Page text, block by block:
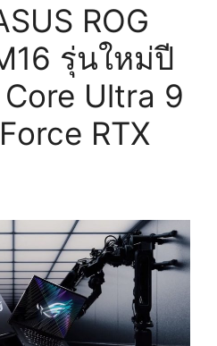
ROG
รุ่นใหม่ปี
Ultra 9
RTX